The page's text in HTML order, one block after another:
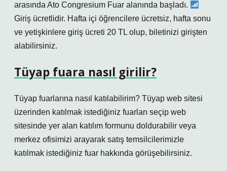
arasında Ato Congresium Fuar alanında başladı.
Giriş ücretlidir. Hafta içi öğrencilere ücretsiz, hafta sonu
ve yetişkinlere giriş ücreti 20 TL olup, biletinizi girişten
alabilirsiniz.
Tüyap fuara nasıl girilir?
Tüyap fuarlarına nasıl katılabilirim? Tüyap web sitesi
üzerinden katılmak istediğiniz fuarları seçip web
sitesinde yer alan katılım formunu doldurabilir veya
merkez ofisimizi arayarak satış temsilcilerimizle
katılmak istediğiniz fuar hakkında görüşebilirsiniz.